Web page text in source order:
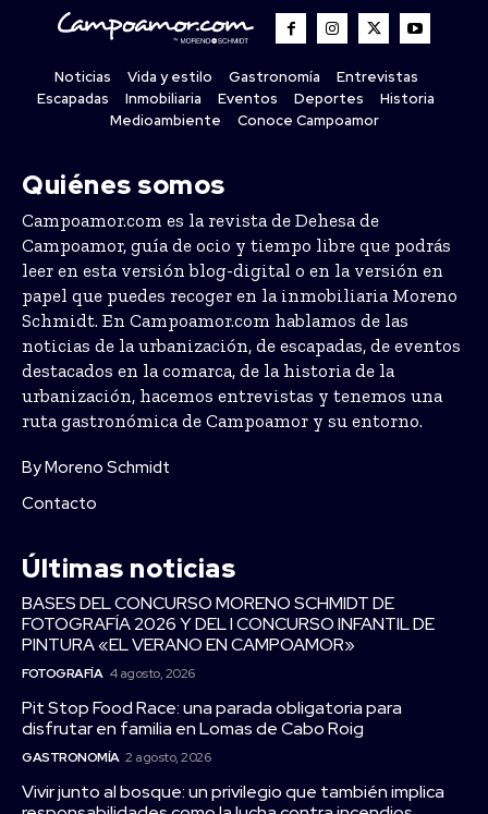
Noticias Vida y estilo Gastronomía
Entrevistas
Escapadas
Inmobiliaria Eventos Deportes
Historia
Medioambiente
Conoce Campoamor
Quiénes somos
Campoamor.com es la revista de Dehesa de
Campoamor, guía de ocio y tiempo libre que podrás
leer en esta versión blog-digital o en la versión en
papel que puedes recoger en la inmobiliaria Moreno
Schmidt. En Campoamor.com hablamos de las
noticias de la urbanización, de escapadas, de eventos
destacados en la comarca, de la historia de la
urbanización, hacemos entrevistas y tenemos una
ruta gastronómica de Campoamor y su entorno.
By Moreno Schmidt
Contacto
Últimas noticias
BASES DEL CONCURSO MORENO SCHMIDT DE
FOTOGRAFÍA 2026 Y DEL I CONCURSO INFANTIL DE
PINTURA «EL VERANO EN CAMPOAMOR»
FOTOGRAFÍA 4 agosto, 2026
Pit Stop Food Race: una parada obligatoria para
disfrutar en familia en Lomas de Cabo Roig
GASTRONOMÍA 2 agosto, 2026
Vivir junto al bosque: un privilegio que también implica